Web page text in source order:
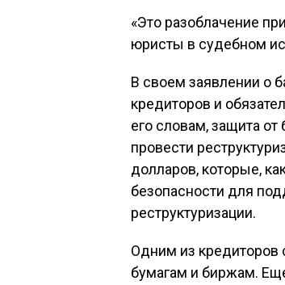
«Это разоблачение
юристы в судебном
В своем заявлении о
кредиторов и
его словам, защита от
провести
долларов, которые,
безопасности для
реструктуризации.
Одним из кредиторов
бумагам и биржам.